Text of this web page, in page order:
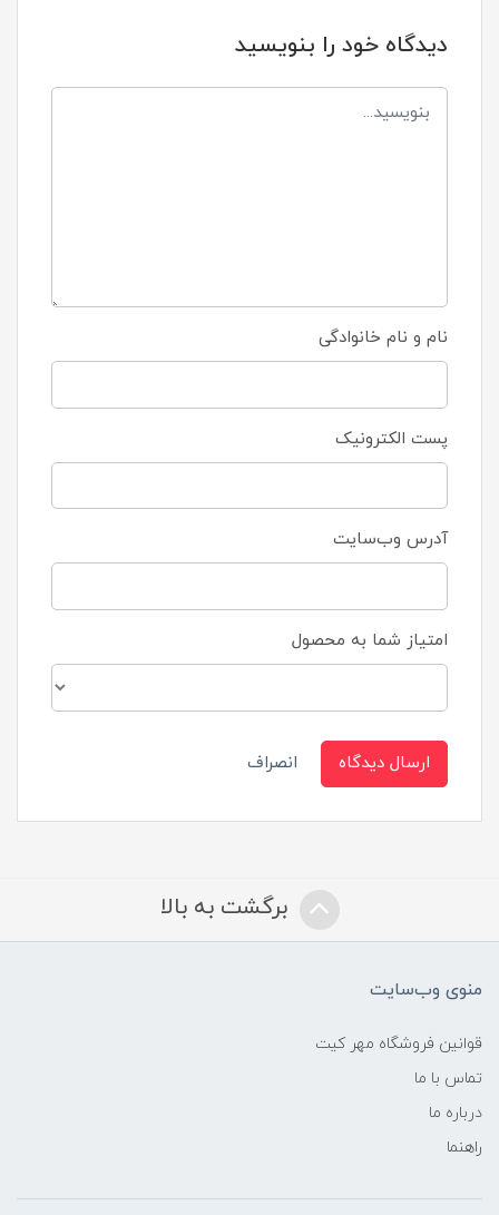
دیدگاه خود را بنویسید
نام و نام خانوادگی
پست الکترونیک
آدرس وب‌سایت
امتیاز شما به محصول
ارسال دیدگاه انصراف
برگشت به بالا
منوی وب‌سایت
قوانین فروشگاه مهر کیت
تماس با ما
درباره ما
راهنما